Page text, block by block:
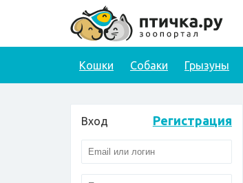
Кошки Собаки Грызуны
Вход Регистрация